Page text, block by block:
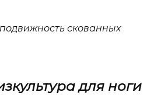
скованных
для ноги